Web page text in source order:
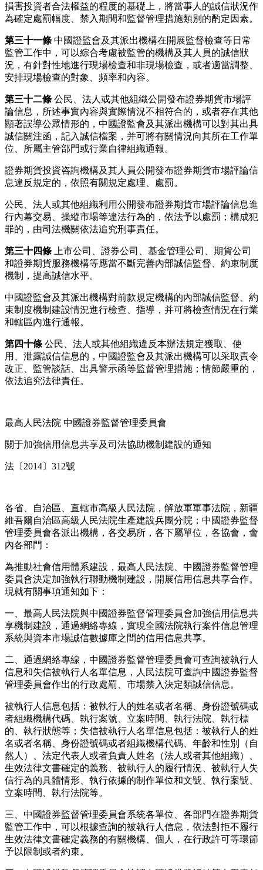
損害投資者合法權益的程度的基礎上，將當事人的誠信狀況作
為確定處罰幅度、禁入期間和監督管理措施類別的酌定因素。
第三十一條 中國證監會及其派出機構在開展監督檢查等日常
監管工作中，可以綜合考慮被監管的機構及其人員的誠信狀
況，有針對性地進行現場檢查和非現場檢查，或者適當調整、
安排現場檢查的對象、頻率和內容。
第三十二條 公民、法人或其他組織公開發布證券期貨市場評
論信息，所述事實內容與實際情況不相符合的，或者存在其他
顯著誤導公眾情形的，中國證監會及其派出機構可以對其出具
誠信關注函，記入誠信檔案，并可將有關情況向其所在工作單
位、所屬主管部門或行業自律組織通報。
證券期貨投資咨詢機構及其人員公開發布證券期貨市場評論信
息違反規定的，依照有關規定處理、處罰。
公民、法人或其他組織利用公開發布證券期貨市場評論信息進
行內幕交易、操縱市場等違法行為的，依法予以處罰；構成犯
罪的，由司法機關依法追究刑事責任。
第三十四條 上市公司、證券公司、基金管理公司、期貨公司
和證券期貨服務機構等應當不斷完善內部誠信監督、約束制度
機制，提高誠信水平。
中國證監會及其派出機構對前款規定機構的內部誠信監督、約
束制度機制建設情況進行檢查、指導，并可將檢查情況在行業
和轄區內進行通報。
第四十條 公民、法人或其他組織違反本辦法規定獲取、使
用、泄露誠信信息的，中國證監會及其派出機構可以采取責令
改正、監管談話、出具警示函等監督管理措施；情節嚴重的，
依法追究法律責任。
最高人民法院 中國證券監督管理委員會
關于加強信用信息共享及司法協助機制建設的通知
法〔2014〕312號
各省、自治區、直轄市高級人民法院，解放軍軍事法院，新疆
維吾爾自治區高級人民法院生產建設兵團分院；中國證券監督
管理委員會各派出機構，各交易所，各下屬單位，各協會，會
內各部門：
為推動社會信用體系建設，最高人民法院、中國證券監督管理
委員會決定加強執行聯動機制建設，開展信用信息共享合作。
現就有關事項通知如下：
一、最高人民法院與中國證券監督管理委員會加強信用信息共
享機制建設，通過網絡專線，實現全國法院執行案件信息管理
系統與資本市場誠信數據庫之間的信用信息共享。
二、通過網絡專線，中國證券監督管理委員會可查詢被執行人
信息和失信被執行人名單信息，人民法院可查詢中國證券監督
管理委員會作出的行政處罰、市場禁入決定類誠信信息。
被執行人信息包括：被執行人的姓名或者名稱、身份證號碼或
者組織機構代碼、執行案號、立案時間、執行法院、執行標
的、執行狀態等；失信被執行人名單信息包括：被執行人的姓
名或者名稱、身份證號碼或者組織機構代碼、年齡和性別（自
然人）、法定代表人或者負責人姓名（法人或者其他組織）、
生效法律文書確定的義務、被執行人的履行情況、被執行人失
信行為的具體情形、執行依據的制作單位和文號、執行案號、
立案時間、執行法院等。
三、中國證券監督管理委員會系統各單位、各部門在證券期貨
監管工作中，可以根據查詢的被執行人信息，依法對拒不履行
生效法律文書確定義務的有關機構、個人，在行政許可等環節
予以限制或者約束。